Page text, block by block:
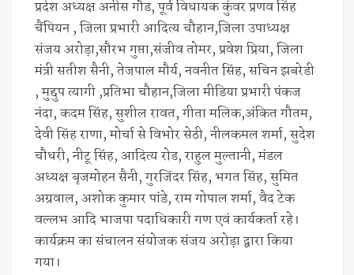
प्रदेश अध्यक्ष अनीस गौड, पूर्व विधायक कुंवर प्रणव सिंह
चैंपियन , जिला प्रभारी आदित्य चौहान,जिला उपाध्यक्ष
संजय अरोड़ा,सौरभ गुप्ता,संजीव तोमर, प्रवेश प्रिया, जिला
मंत्री सतीश सैनी, तेजपाल मौर्य, नवनीत सिंह, सचिन झबरेडी
, मुद्दुप त्यागी ,प्रतिभा चौहान,जिला मीडिया प्रभारी पंकज
नंदा, कदम सिंह, सुशील रावत, गीता मलिक,अंकित गौतम,
देवी सिंह राणा, मोर्चा से विभोर सेठी, नीलकमल शर्मा, सुदेश
चौधरी, नीटू सिंह, आदित्य रोड, राहुल मुल्तानी, मंडल
अध्यक्ष बृजमोहन सैनी, गुरजिंदर सिंह, भगत सिंह, सुमित
अग्रवाल, अशोक कुमार पांडे, राम गोपाल शर्मा, वैद टेक
वल्लभ आदि भाजपा पदाधिकारी गण एवं कार्यकर्ता रहे।
कार्यक्रम का संचालन संयोजक संजय अरोड़ा द्वारा किया
गया।